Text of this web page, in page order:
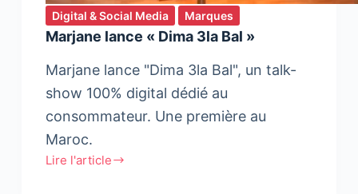
Digital & Social Media Marques
Marjane lance « Dima 3la Bal »
Marjane lance "Dima 3la Bal", un talk-
show 100% digital dédié au
consommateur. Une première au
Maroc.
Lire l'article
Marjane